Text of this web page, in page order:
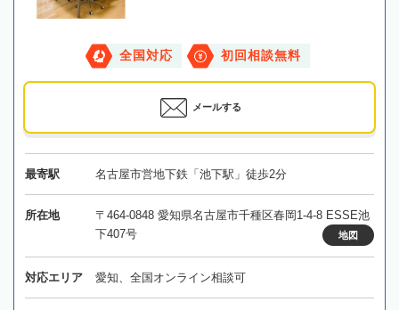
全国対応 初回相談無料
メールする
最寄駅 名古屋市営地下鉄「池下駅」徒歩2分
所在地
〒464-0848 愛知県名古屋市千種区春岡1-4-8 ESSE池
下407号
地図
対応エリア 愛知、全国オンライン相談可